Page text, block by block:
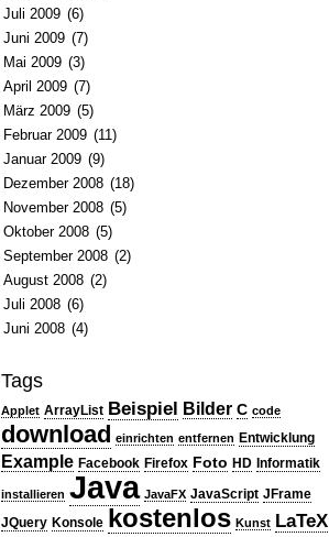
Juli 2009 (6)
Juni 2009 (7)
Mai 2009 (3)
April 2009 (7)
März 2009 (5)
Februar 2009 (11)
Januar 2009 (9)
Dezember 2008 (18)
November 2008 (5)
Oktober 2008 (5)
September 2008 (2)
August 2008 (2)
Juli 2008 (6)
Juni 2008 (4)
Tags
Applet ArrayList Beispiel Bilder C code
download einrichten entfernen Entwicklung
Example Facebook Firefox Foto HD Informatik
installieren Java JavaFX JavaScript JFrame
JQuery Konsole kostenlos Kunst LaTeX